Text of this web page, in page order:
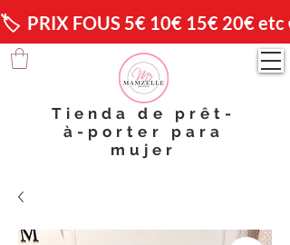
🏷️  PRIX FOUS 5€ 10€ 15€ 20€ etc
Tienda de prêt-
à-porter para
mujer